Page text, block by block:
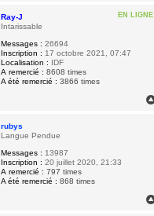
EN LIGNE
Ray-J
Intarissable
Messages : 26694
Inscription : 17 octobre 2021, 07:47
Localisation : IDF
A remercié : 8608 times
A été remercié : 3866 times
rubys
Langue Pendue
Messages : 13987
Inscription : 20 juillet 2020, 21:33
A remercié : 797 times
A été remercié : 868 times